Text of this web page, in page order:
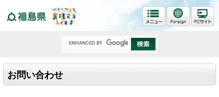
お問い合わせ